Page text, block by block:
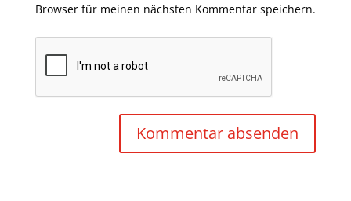
Browser für meinen nächsten Kommentar speichern.